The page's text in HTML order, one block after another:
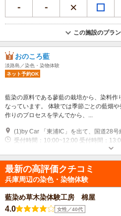
この施設のプラ
おのころ藍
淡路島／染色・染物体験
ネット予約OK
藍染の原料である蓼藍の栽培から、染料
なっています。 体験では季節ごとの藍畑
作りのプロセスを学んでから、...
受付時間：10:00~12:00 受付時間：
最新の高評価クチコミ
兵庫周辺の染色・染物体験
藍染め草木染体験工房 棉屋
4.0 女性／40代